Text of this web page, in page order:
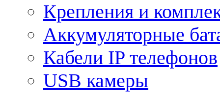
Крепления и
Аккумуляторные
Кабели IP телефонов
USB камеры